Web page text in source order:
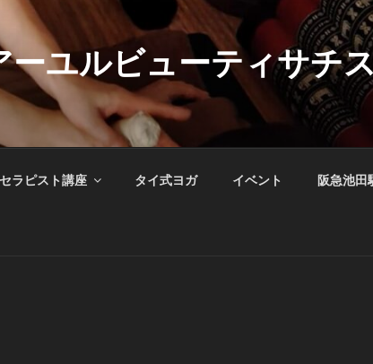
ユルビューティサチ
セラピスト講座 タイ式ヨガ イベント 阪急池田